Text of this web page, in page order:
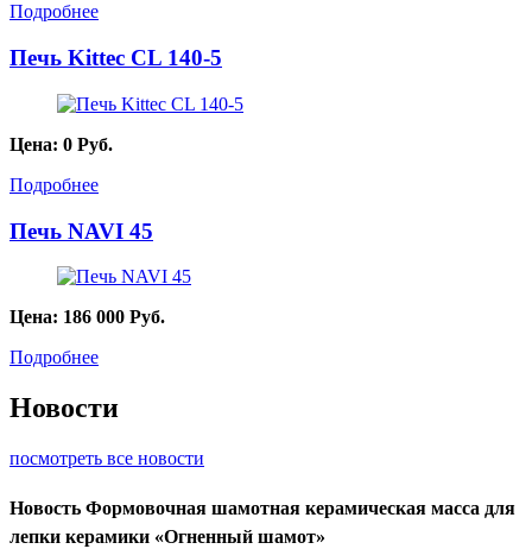
Подробнее
Печь Kittec CL 140-5
Цена: 0 Руб.
Подробнее
Печь NAVI 45
Цена: 186 000 Руб.
Подробнее
Новости
посмотреть все новости
Новость Формовочная шамотная керамическая масса для
лепки керамики «Огненный шамот»